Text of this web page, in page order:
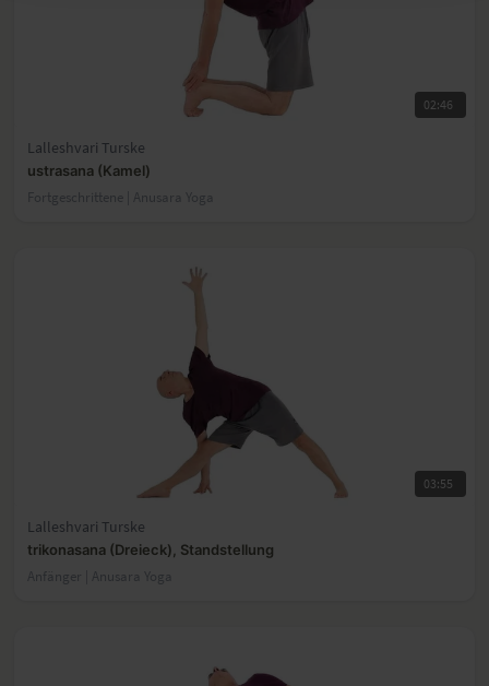
02:46
Lalleshvari Turske
ustrasana (Kamel)
Fortgeschrittene | Anusara Yoga
03:55
Lalleshvari Turske
trikonasana (Dreieck), Standstellung
Anfänger | Anusara Yoga